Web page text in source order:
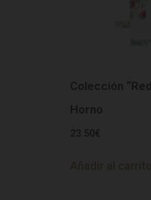
Colección
Horno
23.50€